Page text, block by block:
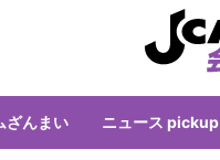
ざんまい ニュース pickup